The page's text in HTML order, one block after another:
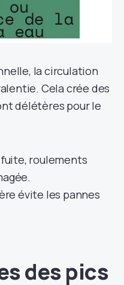
la circulation
Cela crée des
délétères pour le
roulements
évite les pannes
des pics